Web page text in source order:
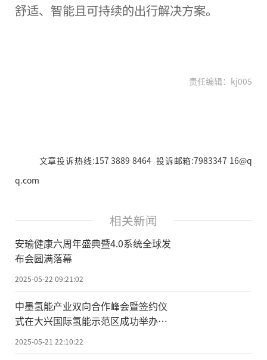
舒适、智能且可持续的出行解决方案。
责任编辑：kj005
文章投诉热线:157 3889 8464 投诉邮箱:7983347 16@q
q.com
相关新闻
安瑜健康六周年盛典暨4.0系统全球发
布会圆满落幕
2025-05-22 09:21:02
中墨氢能产业双向合作峰会暨签约仪
式在大兴国际氢能示范区成功举办，
2025-05-21 22:10:22